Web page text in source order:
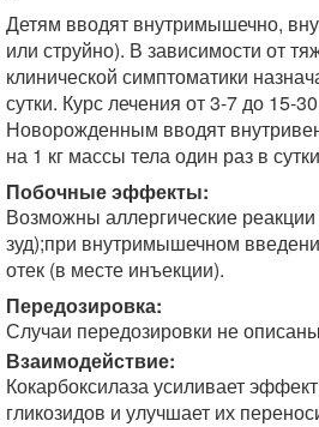
Детям вводят внутримышечно,
или струйно). В зависимости от
клинической симптоматики
сутки. Курс лечения от 3-7 до 15-
Новорожденным вводят
на 1 кг массы тела один раз в
Побочные эффекты:
Возможны аллергические
зуд);при внутримышечном
отек (в месте инъекции).
Передозировка:
Случаи передозировки не
Взаимодействие:
Кокарбоксилаза усиливает
гликозидов и улучшает их